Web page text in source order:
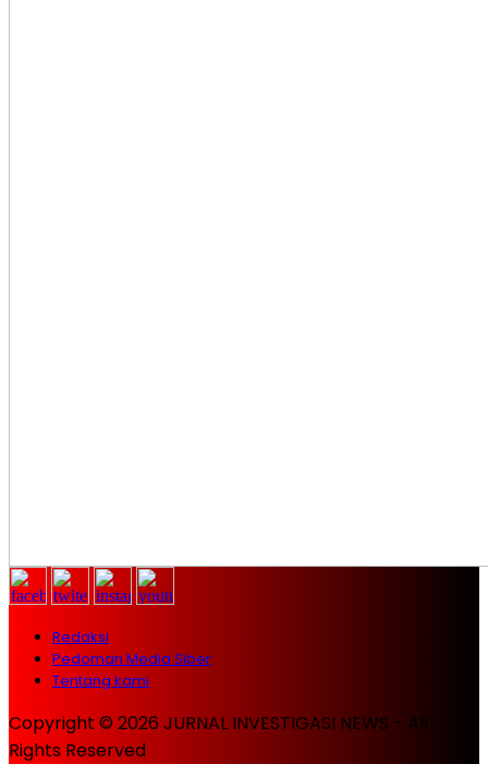
Redaksi
Pedoman Media Siber
Tentang kami
Copyright © 2026 JURNAL INVESTIGASI NEWS - All
Rights Reserved